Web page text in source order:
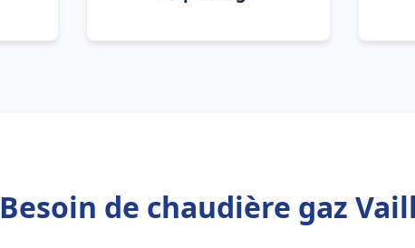
Besoin de chaudière gaz